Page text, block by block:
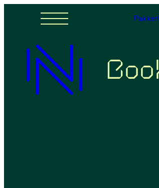
Pakker